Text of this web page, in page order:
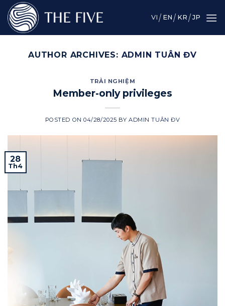
Skip
to
content
EN
VI KR JP
AUTHOR ARCHIVES: ADMIN TUÂN ĐV
TRẢI NGHIỆM
Member-only privileges
POSTED ON04/28/2025 BYADMIN TUÂN ĐV
28
Th4